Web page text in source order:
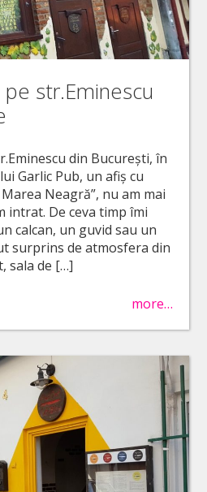
str.Eminescu
din București, în
Garlic Pub, un afiș cu
Neagră”, nu am mai
intrat. De ceva timp îmi
calcan, un guvid sau un
surprins de atmosfera din
sala de […]
more…